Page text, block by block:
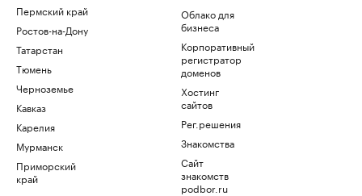
Пермский край
Ростов-на-Дону
Татарстан
Тюмень
Черноземье
Кавказ
Карелия
Мурманск
Приморский
край
Облако для
бизнеса
Корпоративный
регистратор
доменов
Хостинг
сайтов
Рег.решения
Знакомства
Сайт
знакомств
podbor.ru